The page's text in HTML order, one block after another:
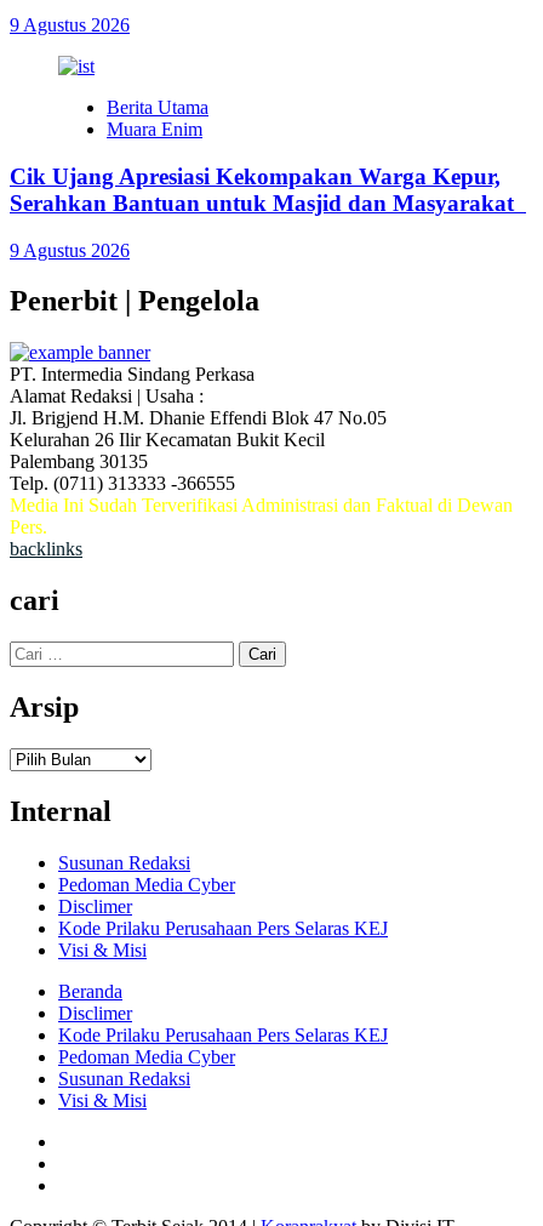
9 Agustus 2026
Berita Utama
Muara Enim
Cik Ujang Apresiasi Kekompakan Warga Kepur,
Serahkan Bantuan untuk Masjid dan Masyarakat
9 Agustus 2026
Penerbit | Pengelola
PT. Intermedia Sindang Perkasa
Alamat Redaksi | Usaha :
Jl. Brigjend H.M. Dhanie Effendi Blok 47 No.05
Kelurahan 26 Ilir Kecamatan Bukit Kecil
Palembang 30135
Telp. (0711) 313333 -366555
Media Ini Sudah Terverifikasi Administrasi dan Faktual di Dewan
Pers.
backlinks
cari
Cari
untuk:
Arsip
Arsip
Internal
Susunan Redaksi
Pedoman Media Cyber
Disclimer
Kode Prilaku Perusahaan Pers Selaras KEJ
Visi & Misi
Beranda
Disclimer
Kode Prilaku Perusahaan Pers Selaras KEJ
Pedoman Media Cyber
Susunan Redaksi
Visi & Misi